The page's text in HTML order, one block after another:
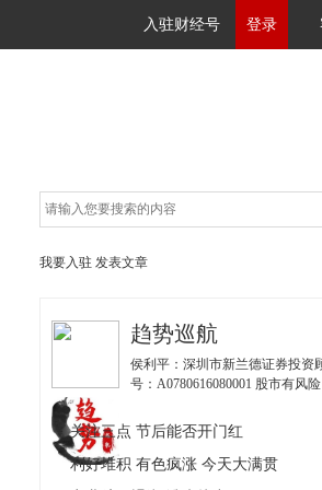
入驻财经号 登录
我要入驻 发表文章
趋势巡航
侯利平：深圳市新兰德证券投资
号：A0780616080001 股市有风
2016年、2014年证券之星年度冠
易唯一财经网红；中国股市好榜
中国投顾大赛明星赛第二名。所
关注三点 节后能否开门红
利好堆积 有色疯涨 今天大满贯